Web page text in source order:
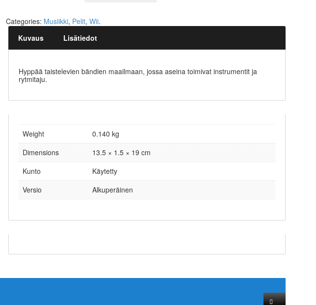
Categories: Musiikki, Pelit, Wii.
Kuvaus
Lisätiedot
Hyppää taistelevien bändien maailmaan, jossa aseina toimivat instrumentit ja
rytmitaju.
Weight
0.140 kg
Dimensions
13.5 × 1.5 × 19 cm
Kunto
Käytetty
Versio
Alkuperäinen